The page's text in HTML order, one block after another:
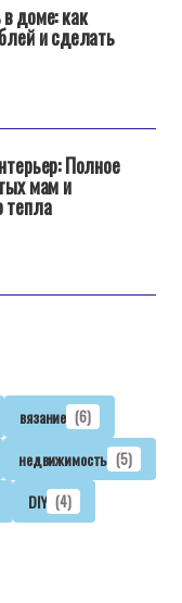
доме: как
и сделать
Полное
мам и
тепла
вязание (6)
недвижимость (5)
DIY (4)